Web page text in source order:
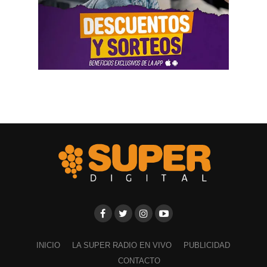
INICIO LA SUPER RADIO EN VIVO
PUBLICIDAD
CONTACTO